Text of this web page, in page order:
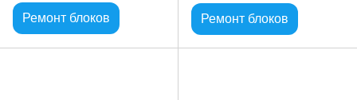
Ремонт блоков Ремонт блоков